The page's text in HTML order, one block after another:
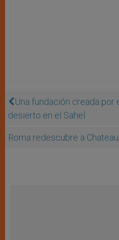
Una fundación creada por
desierto en el Sahel
Roma redescubre a